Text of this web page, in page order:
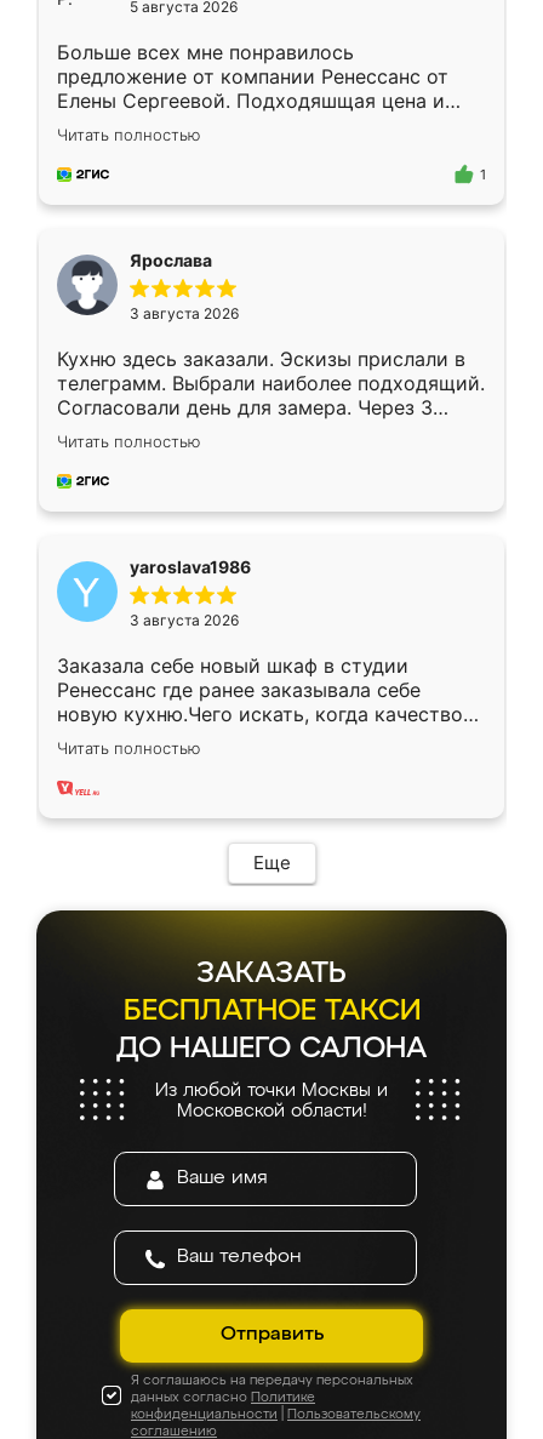
5 августа 2026
Больше всех мне понравилось
предложение от компании Ренессанс от
Елены Сергеевой. Подходяшщая цена и
короткие сроки изготовления. Приехавший
для замера сотрудник Владислав
предложил по моему эскизу самый
Читать полностью
1
Ярослава
3 августа 2026
Кухню здесь заказали. Эскизы прислали в
телеграмм. Выбрали наиболее подходящий.
Согласовали день для замера. Через 3
недели кухня была уже готова. Остались
довольны работой. Спасибо Ренессанс
мебель за качественную работу!
Читать полностью
yaroslava1986
3 августа 2026
Заказала себе новый шкаф в студии
Ренессанс где ранее заказывала себе
новую кухню.Чего искать, когда качеством
вполне довольна. Служит кухня уже почти
два года, нареканий нет.
Читать полностью
Еще
ЗАКАЗАТЬ
БЕСПЛАТНОЕ ТАКСИ
ДО НАШЕГО САЛОНА
Из любой точки Москвы и
Московской области!
Отправить
Я соглашаюсь на передачу персональных
данных согласно Политике
конфиденциальности
Пользовательскому
соглашению